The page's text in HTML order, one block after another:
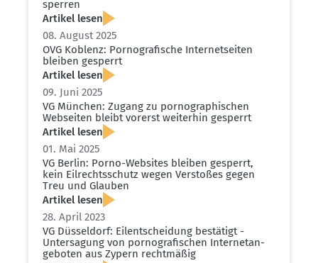
sperren
Artikel lesen
08. August 2025
OVG Koblenz: Porno­gra­fische Inter­net­seiten
bleiben gesperrt
Artikel lesen
09. Juni 2025
VG München: Zugang zu porno­gra­phi­schen
Webseiten bleibt vorerst weiterhin gesperrt
Artikel lesen
01. Mai 2025
VG Berlin: Porno-Websites bleiben gesperrt,
kein Eilrechts­schutz wegen Verstoßes gegen
Treu und Glauben
Artikel lesen
28. April 2023
VG Düsseldorf: Eilent­scheidung bestätigt -
Unter­sagung von porno­gra­fi­schen Inter­net­an­
ge­boten aus Zypern recht­mäßig